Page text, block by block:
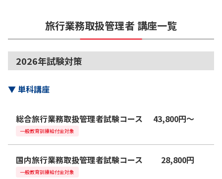
旅行業務取扱管理者 講座一覧
2026年試験対策
▼単科講座
総合旅行業務取扱管理者試験コース 43,800円〜
一般教育訓練給付金対象
国内旅行業務取扱管理者試験コース 28,800円
一般教育訓練給付金対象